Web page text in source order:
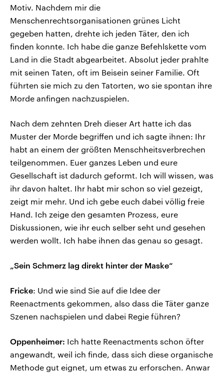
Motiv. Nachdem mir die
Menschenrechtsorganisationen grünes Licht
gegeben hatten, drehte ich jeden Täter, den ich
finden konnte. Ich habe die ganze Befehlskette vom
Land in die Stadt abgearbeitet. Absolut jeder prahlte
mit seinen Taten, oft im Beisein seiner Familie. Oft
führten sie mich zu den Tatorten, wo sie spontan ihre
Morde anfingen nachzuspielen.
Nach dem zehnten Dreh dieser Art hatte ich das
Muster der Morde begriffen und ich sagte ihnen: Ihr
habt an einem der größten Menschheitsverbrechen
teilgenommen. Euer ganzes Leben und eure
Gesellschaft ist dadurch geformt. Ich will wissen, was
ihr davon haltet. Ihr habt mir schon so viel gezeigt,
zeigt mir mehr. Und ich gebe euch dabei völlig freie
Hand. Ich zeige den gesamten Prozess, eure
Diskussionen, wie ihr euch selber seht und gesehen
werden wollt. Ich habe ihnen das genau so gesagt.
„Sein Schmerz lag direkt hinter der Maske“
Fricke: Und wie sind Sie auf die Idee der
Reenactments gekommen, also dass die Täter ganze
Szenen nachspielen und dabei Regie führen?
Oppenheimer: Ich hatte Reenactments schon öfter
angewandt, weil ich finde, dass sich diese organische
Methode gut eignet, um etwas zu erforschen. Anwar